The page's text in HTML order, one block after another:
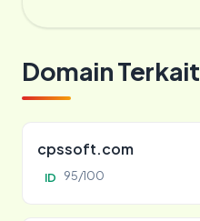
Domain Terkait
cpssoft.com
ID 95/100